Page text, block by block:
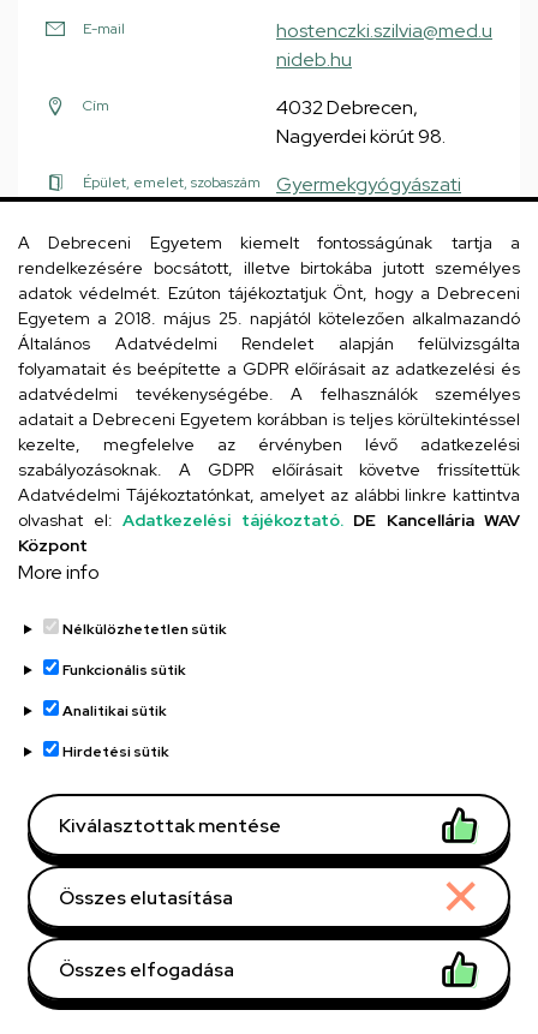
E-mail
hostenczki.szilvia@med.u
nideb.hu
Cím
4032 Debrecen,
Nagyerdei körút 98.
Épület, emelet, szobaszám
Gyermekgyógyászati
(Sürgősségi info pult)
Juhászné Jakab Juditcsecsemő és
gyermekápoló
Szervezeti egység
Egészségügyi Szolgáltató
Gyermekgyógyászati
Gyermekgyógyászati
Gyermeksürgősségi
Központ
A Debreceni Egyetem kiemelt fontosságúnak tartja a
rendelkezésére bocsátott, illetve birtokába jutott személyes
adatok védelmét. Ezúton tájékoztatjuk Önt, hogy a Debreceni
Egyetem a 2018. május 25. napjától kötelezően alkalmazandó
Általános Adatvédelmi Rendelet alapján felülvizsgálta
folyamatait és beépítette a GDPR előírásait az adatkezelési és
adatvédelmi tevékenységébe. A felhasználók személyes
adatait a Debreceni Egyetem korábban is teljes körültekintéssel
kezelte, megfelelve az érvényben lévő adatkezelési
szabályozásoknak. A GDPR előírásait követve frissítettük
Adatvédelmi Tájékoztatónkat, amelyet az alábbi linkre kattintva
olvashat el: Adatkezelési tájékoztató. DE Kancellária WAV
Központ
More info
Nélkülözhetetlen sütik
Funkcionális sütik
Analitikai sütik
Hirdetési sütik
Kiválasztottak mentése
Összes elutasítása
Összes elfogadása